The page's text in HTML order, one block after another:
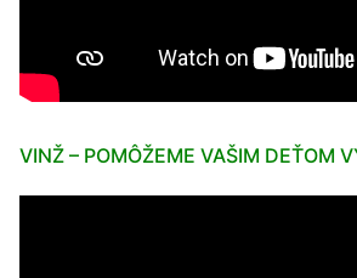
VINŽ – POMÔŽEME VAŠIM DEŤOM